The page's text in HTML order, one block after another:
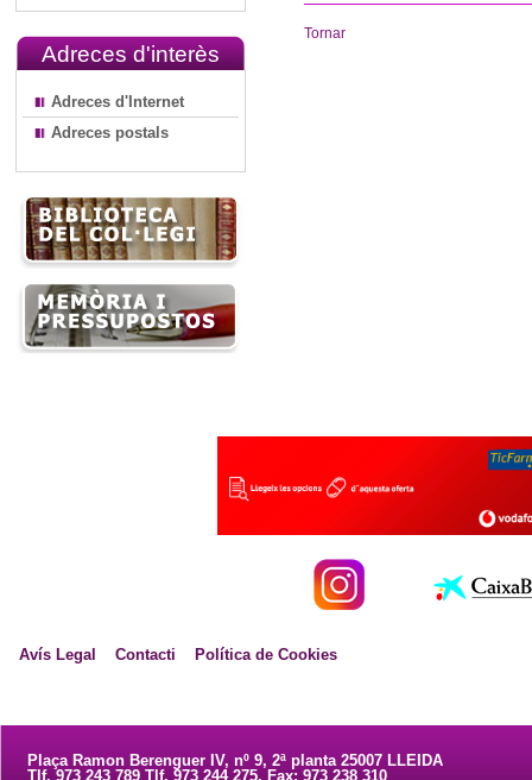
Adreces d'interès
Adreces d'Internet
Adreces postals
Tornar
Avís Legal Contacti Política de Cookies
Plaça Ramon Berenguer IV, nº 9, 2ª planta 25007 LLEIDA
Tlf. 973 243 789 Tlf. 973 244 275. Fax: 973 238 310